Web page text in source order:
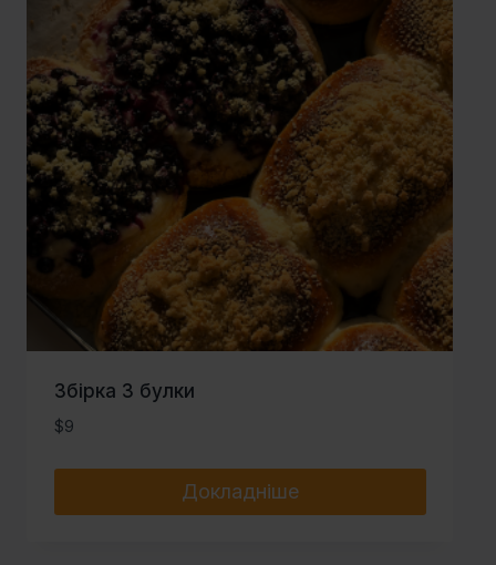
Збірка 3 булки
$9
Докладніше